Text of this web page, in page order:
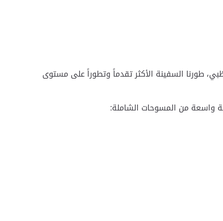
طورنا السفينة الأكثر تقدماً وتطوراً على مستوى
واسعة من المسوحات الشاملة: